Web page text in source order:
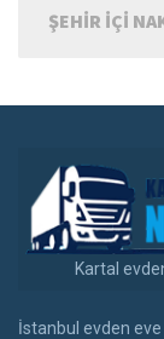
ŞEHIR IÇI
Kartal
İstanbul evden